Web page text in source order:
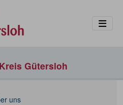
Kreis Gütersloh
uns